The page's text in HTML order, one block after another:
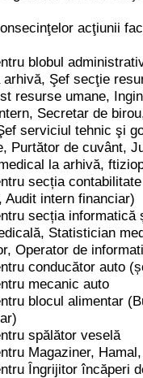
acţiunii
blobul
Şef secţie
resurse umane,
Secretar de
serviciul tehnic şi
Purtător de cuvânt,
la arhivă,
secția
intern financiar)
secția
Statistician
Operator de
conducător auto
mecanic auto
blocul alimentar
spălător veselă
Magaziner,
Îngrijitor încăperi